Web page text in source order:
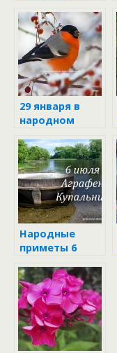
29 января в
народном
Народные
приметы 6
Аграфены